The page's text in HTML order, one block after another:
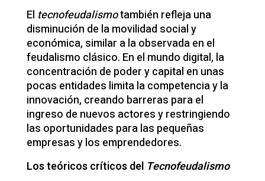
El tecnofeudalismotambién refleja una
disminución de la movilidad social y
económica, similar a la observada en el
feudalismo clásico. En el mundo digital, la
concentración de poder y capital en unas
pocas entidades limita la competencia y la
innovación, creando barreras para el
ingreso de nuevos actores y restringiendo
las oportunidades para las pequeñas
empresas y los emprendedores.
Los teóricos críticos del Tecnofeudalismo